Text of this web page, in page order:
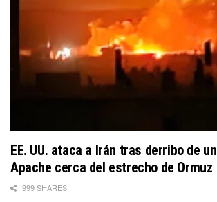
EE. UU. ataca a Irán tras derribo de un
Apache cerca del estrecho de Ormuz
999 SHARES